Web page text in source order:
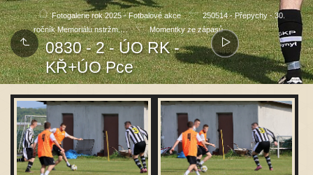
Fotogalerie rok 2025 - Fotbalové akce
250514 - Přepychy - 30.
ročník Memoriálu nstržm.…
Momentky ze zápasů
0830 - 2 - ÚO RK -
KŘ+ÚO Pce